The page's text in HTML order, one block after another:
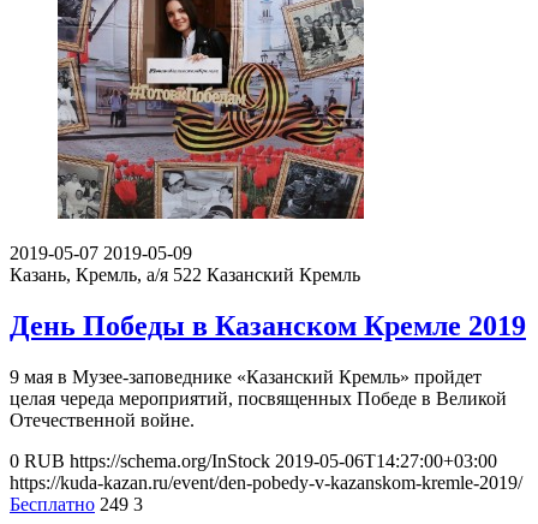
2019-05-07 2019-05-09
Казань, Кремль, а/я 522 Казанский Кремль
День Победы в Казанском Кремле 2019
9 мая в Музее-заповеднике «Казанский Кремль» пройдет
целая череда мероприятий, посвященных Победе в Великой
Отечественной войне.
0 RUB https://schema.org/InStock 2019-05-06T14:27:00+03:00
https://kuda-kazan.ru/event/den-pobedy-v-kazanskom-kremle-2019/
Бесплатно 249 3